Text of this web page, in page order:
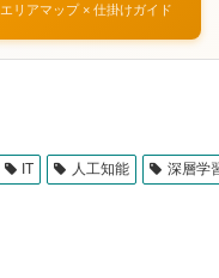
エリアマップ × 仕掛けガイド
IT 人工知能 深層学